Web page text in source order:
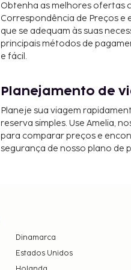
Obtenha as melhores ofertas
Correspondência de Preços e
que se adequam às suas
principais métodos de
e fácil.
Planejamento de
Planeje sua viagem
reserva simples. Use Amelia,
para comparar preços e
segurança de nosso plano de
Dinamarca
Estados Unidos